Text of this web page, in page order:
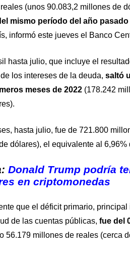
(unos 90.083,2 millones de
mismo período del año pasado
informó este jueves el Banco
hasta julio, que incluye el
los intereses de la deuda, saltó
meses de 2022(178.242
hasta julio, fue de 721.800
dólares), el equivalente al 6,96%
Donald Trump podría
en criptomonedas
que el déficit primario, principal
de las cuentas públicas, fue del
56.179 millones de reales (cerca